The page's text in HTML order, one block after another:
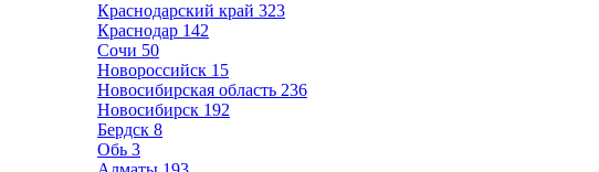
Краснодарский край 323
Краснодар 142
Сочи 50
Новороссийск 15
Новосибирская область 236
Новосибирск 192
Бердск 8
Обь 3